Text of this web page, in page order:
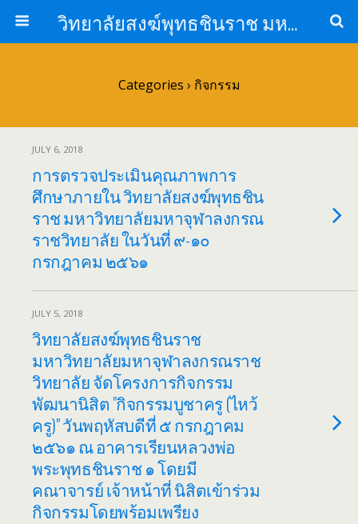
วิทยาลัยสงฆ์พุทธชินราช มหาวิทยาลัยมหาจุฬาลงกรณราชวิทยาลัย
Categories › กิจกรรม
JULY 6, 2018
การตรวจประเมินคุณภาพการ
ศึกษาภายใน วิทยาลัยสงฆ์พุทธชิน
ราช มหาวิทยาลัยมหาจุฬาลงกรณ
ราชวิทยาลัย ในวันที่ ๙-๑๐
กรกฎาคม ๒๕๖๑
JULY 5, 2018
วิทยาลัยสงฆ์พุทธชินราช
มหาวิทยาลัยมหาจุฬาลงกรณราช
วิทยาลัย จัดโครงการกิจกรรม
พัฒนานิสิต "กิจกรรมบูชาครู (ไหว้
ครู)" วันพฤหัสบดีที่ ๕ กรกฎาคม
๒๕๖๑ ณ อาคารเรียนหลวงพ่อ
พระพุทธชินราช ๑ โดยมี
คณาจารย์ เจ้าหน้าที่ นิสิตเข้าร่วม
กิจกรรมโดยพร้อมเพรียง